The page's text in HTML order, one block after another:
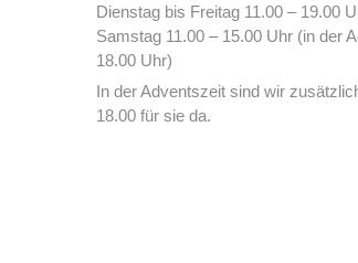
Dienstag bis Freitag 11.00 – 19.00
Samstag 11.00 – 15.00 Uhr (in der
18.00 Uhr)
In der Adventszeit sind wir
18.00 für sie da.